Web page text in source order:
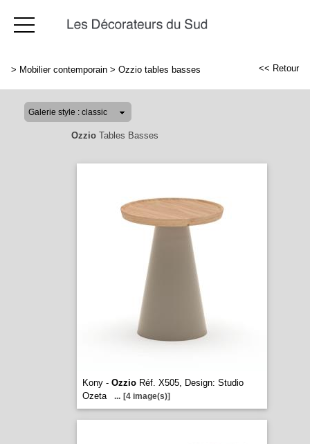
> Mobilier contemporain > Ozzio tables basses << Retour
OzzioTables Basses
Kony - OzzioRéf. X505, Design: Studio
Ozeta
... [4 image(s)]